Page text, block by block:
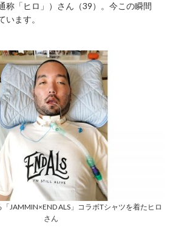
称「ヒロ」）さん（39）。今この瞬間
います。
JAMMIN×END ALS」コラボTシャツを着たヒロ
さん